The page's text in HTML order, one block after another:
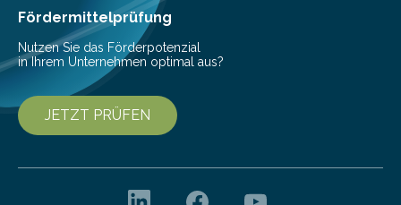
Gefahr erheblicher…
Fördermittelprüfung
Nutzen Sie das Förderpotenzial
in Ihrem Unternehmen optimal aus?
JETZT PRÜFEN